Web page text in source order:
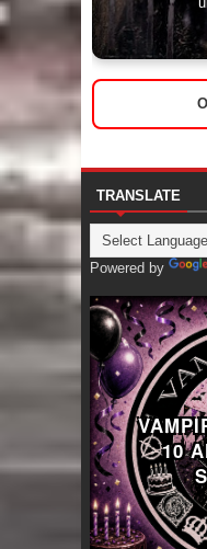
TRANSLATE
Powered by
10